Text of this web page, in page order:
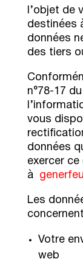
l’objet de
destinées
données
des tiers
n°78-17
vous
données
exercer ce
à
Les
Votre
web